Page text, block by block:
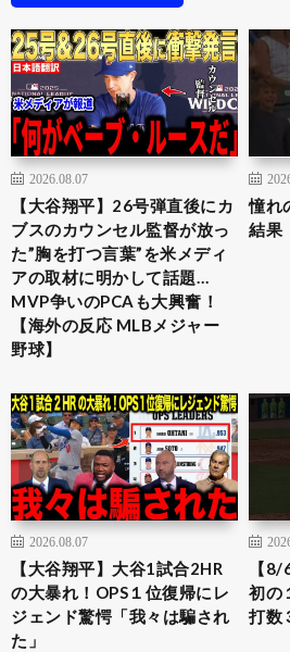
2026.08.07
【大谷翔平】26号弾直後にカ
ブスのカウンセル監督が放っ
た”胸を打つ言葉”を米メディ
アの取材に明かして話題…
MVP争いのPCAも大興奮！
【海外の反応 MLBメジャー
野球】
憧れ
結果
2026.08.07
【大谷翔平】大谷1試合2HR
の大暴れ！OPS１位復帰にレ
ジェンド驚愕「我々は騙され
た」
【
初の
打数